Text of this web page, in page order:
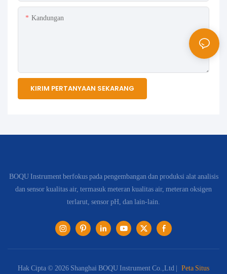
Kandungan
KIRIM PERTANYAAN SEKARANG
BOQU Instrument berfokus pada pengembangan dan produksi alat analisis
dan sensor kualitas air, termasuk meteran kualitas air, meteran oksigen
terlarut, sensor pH, dan lain-lain.
Hak Cipta © 2026 Shanghai BOQU Instrument Co.,Ltd | Peta Situs